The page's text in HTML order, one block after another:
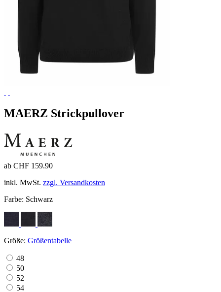
MAERZ Strickpullover
ab CHF 159.90
inkl. MwSt. zzgl. Versandkosten
Farbe: Schwarz
Größe: Größentabelle
48
50
52
54